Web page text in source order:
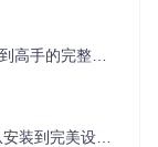
。
用的入口点，
手的完整教程
设置的完整教程